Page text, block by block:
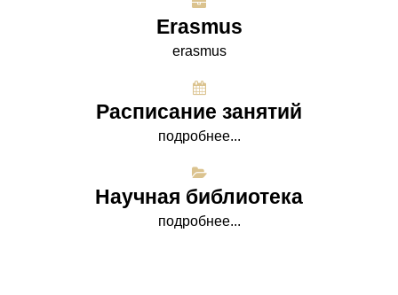
Erasmus
erasmus
Расписание занятий
подробнее...
Научная библиотека
подробнее...